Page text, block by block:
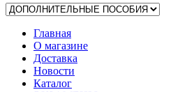
Главная
О магазине
Доставка
Новости
Каталог